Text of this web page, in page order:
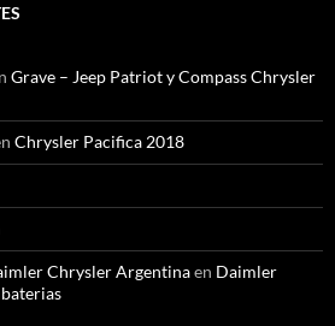
Grave – Jeep Patriot y Compass Chrysler
Chrysler Pacifica 2018
Chrysler Argentinaen Daimler